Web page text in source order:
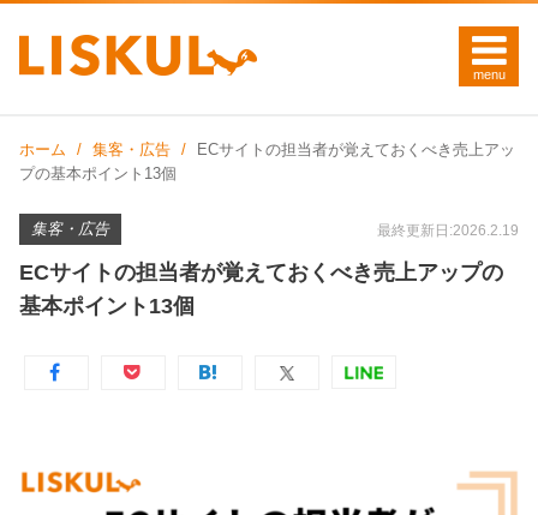
ホーム 集客・広告
ECサイトの担当者が覚えておくべき売上アッ
プの基本ポイント13個
集客・広告 最終更新日:2026.2.19
ECサイトの担当者が覚えておくべき売上アップの
基本ポイント13個